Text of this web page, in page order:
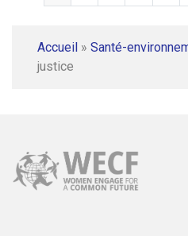
Accueil » Santé-
justice